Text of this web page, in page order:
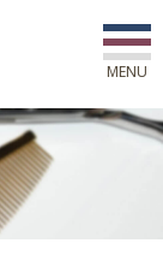
MENU